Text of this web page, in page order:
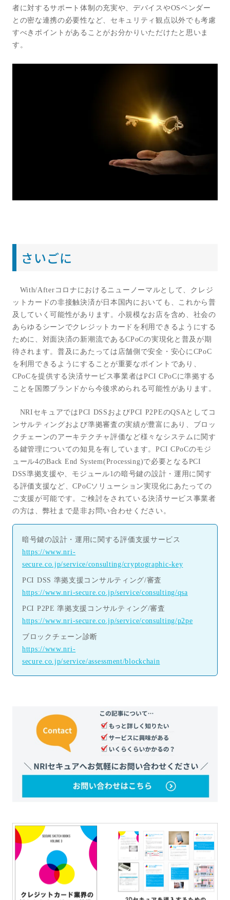
者に対するサポート体制の充実や、デバイスやOSベンダー
との密な連携の必要性など、セキュリティ観点以外でも考慮
すべきポイントがあることがお分かりいただけたと思いま
す。
さいごに
With/After コロナにおけるニューノーマルとして、クレジ
ットカードの非接触決済が日本国内においても、これから普
及していく可能性があります。小規模なお店を含め、社会の
あらゆるシーンでクレジットカードを利用できるようにする
ために、対面決済の新潮流であるCPoCの実現化と普及が期
待されます。普及にあたっては店舗側で安全・安心に CPoC
を利用できるようにすることが重要なポイントであり、
CPoCを提供する決済サービス事業者はPCI CPoCに準拠する
ことを国際ブランドから今後求められる可能性があります。
NRI セキュアではPCI DSS およびPCI P2PEのQSA としてコ
ンサルティングおよび準拠審査の実績が豊富にあり、ブロッ
クチェーンのアーキテクチャ評価など様々なシステムに関す
る鍵管理についての知見を有しています。PCI CPoCのモジ
ュール4のBack End System(Processing)で必要となる PCI
DSS準拠支援や、モジュール1の暗号鍵の設計・運用に関す
る評価支援など、CPoCソリューション実現化にあたっての
ご支援が可能です。ご検討をされている決済サービス事業者
の方は、弊社まで是非お問い合わせください。
暗号鍵の設計・運用に関する評価支援サービス
https://www.nri-
secure.co.jp/service/consulting/cryptographic-key
PCI DSS 準拠支援コンサルティング/審査
https://www.nri-secure.co.jp/service/consulting/qsa
PCI P2PE準拠支援コンサルティング/審査
https://www.nri-secure.co.jp/service/consulting/p2pe
ブロックチェーン診断
https://www.nri-
secure.co.jp/service/assessment/blockchain